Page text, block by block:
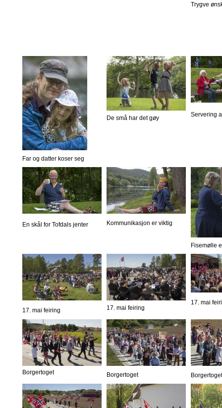
Trygve
Far og datter koser seg
De små har det gøy Servering
En skål for Tofdals jenter Kommunikasjon er viktig
Fisemølle
17. mai feiring 17. mai feiring
17. mai
Borgertoget Borgertoget Borgertoget